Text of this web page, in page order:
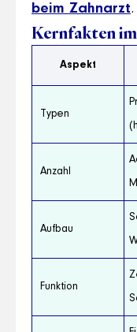
beim Zahnarzt.
Kernfakten
Aspekt
Typen
Anzahl
Aufbau
Funktion